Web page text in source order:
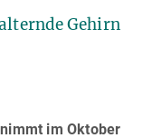
Gehirn
im Oktober